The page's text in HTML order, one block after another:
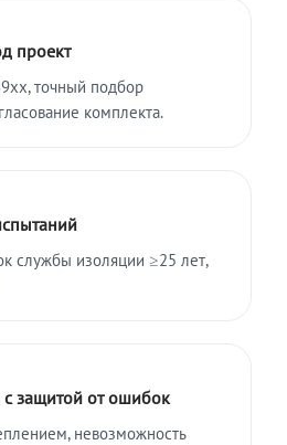
проект
точный подбор
комплекта.
службы изоляции ≥25 лет,
защитой от ошибок
невозможность